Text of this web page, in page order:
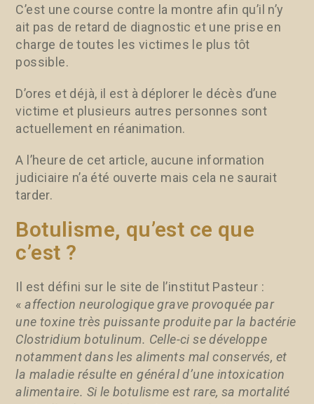
C’est une course contre la montre afin qu’il n’y
ait pas de retard de diagnostic et une prise en
charge de toutes les victimes le plus tôt
possible.
D’ores et déjà, il est à déplorer le décès d’une
victime et plusieurs autres personnes sont
actuellement en réanimation.
A l’heure de cet article, aucune information
judiciaire n’a été ouverte mais cela ne saurait
tarder.
Botulisme, qu’est ce que
c’est ?
Il est défini sur le site de l’institut Pasteur :
«affection neurologique grave provoquée par
une toxine très puissante produite par la bactérie
Clostridium botulinum. Celle-ci se développe
notamment dans les aliments mal conservés, et
la maladie résulte en général d’une intoxication
alimentaire. Si le botulisme est rare, sa mortalité